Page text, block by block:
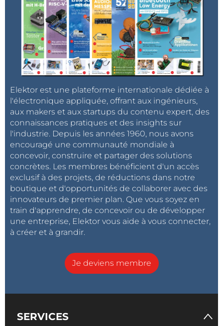
Elektor est une plateforme internationale dédiée à
l'électronique appliquée, offrant aux ingénieurs,
aux makers et aux startups du contenu expert, des
connaissances pratiques et des insights sur
l'industrie. Depuis les années 1960, nous avons
encouragé une communauté mondiale à
concevoir, construire et partager des solutions
concrètes. Les membres bénéficient d'un accès
exclusif à des projets, de réductions dans notre
boutique et d'opportunités de collaborer avec des
innovateurs de premier plan. Que vous soyez en
train d'apprendre, de concevoir ou de développer
une entreprise, Elektor vous aide à vous connecter,
à créer et à grandir.
Je deviens membre
SERVICES